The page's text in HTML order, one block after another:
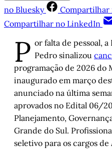
no Bluesky
Compartilhar
Compartilhar no LinkedIn
P or falta de pessoal,
Pedro sinalizou
programação de 2026 do
inaugurado em março
anunciado na última
aprovados no Edital 06/
Planejamento,
Grande do Sul.
seletivo para os cargos de